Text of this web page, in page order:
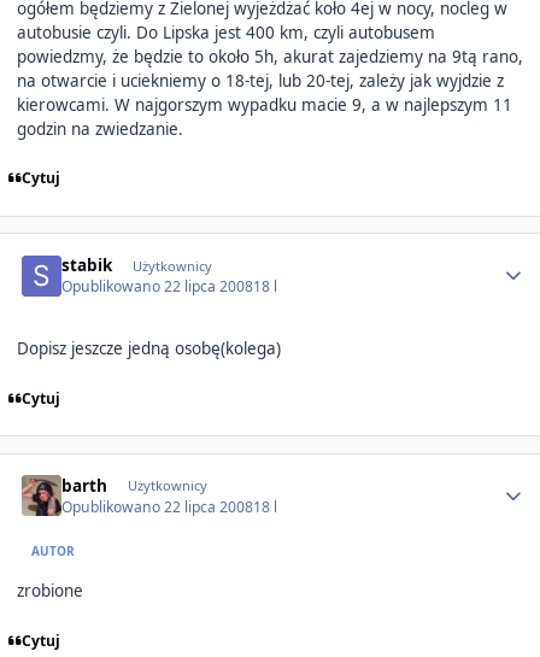
ogółem będziemy z Zielonej wyjeżdżać koło 4ej w nocy, nocleg w
autobusie czyli. Do Lipska jest 400 km, czyli autobusem
powiedzmy, że będzie to około 5h, akurat zajedziemy na 9tą rano,
na otwarcie i uciekniemy o 18-tej, lub 20-tej, zależy jak wyjdzie z
kierowcami. W najgorszym wypadku macie 9, a w najlepszym 11
godzin na zwiedzanie.
Cytuj
stabik Użytkownicy
Opublikowano22 lipca 200818 l
Dopisz jeszcze jedną osobę(kolega)
Cytuj
barth Użytkownicy
Opublikowano22 lipca 200818 l
AUTOR
zrobione
Cytuj